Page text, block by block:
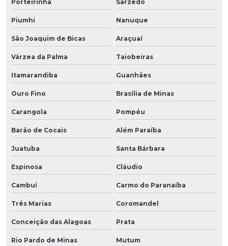
Porteirinha Sarzedo
Piumhi Nanuque
São Joaquim de Bicas Araçuaí
Várzea da Palma Taiobeiras
Itamarandiba Guanhães
Ouro Fino Brasília de Minas
Carangola Pompéu
Barão de Cocais Além Paraíba
Juatuba Santa Bárbara
Espinosa Cláudio
Cambuí Carmo do Paranaíba
Três Marias Coromandel
Conceição das Alagoas Prata
Rio Pardo de Minas Mutum